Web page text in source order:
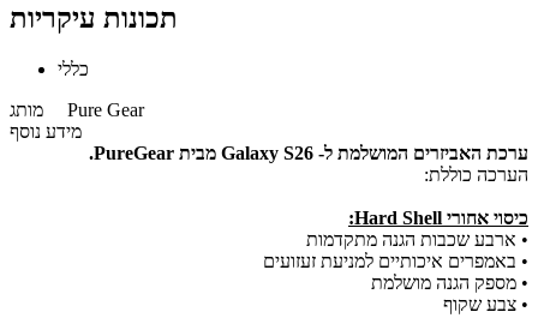
תכונות עיקריות
כללי
מותג Pure Gear
מידע נוסף
ערכת האביזרים המושלמת ל- Galaxy S26
מבית PureGear.
הערכה כוללת:
כיסוי אחורי Hard Shell:
• ארבע שכבות הגנה מתקדמות
• באמפרים איכותיים למניעת זעזועים
• מספק הגנה מושלמת
• צבע שקוף